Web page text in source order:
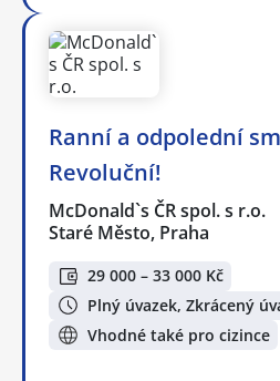
Ranní a odpolední
Revoluční!
McDonald`s ČR spol. s r.o.
Staré Město, Praha
29 000 – 33 000 Kč
Plný úvazek, Zkrácený
Vhodné také pro cizince